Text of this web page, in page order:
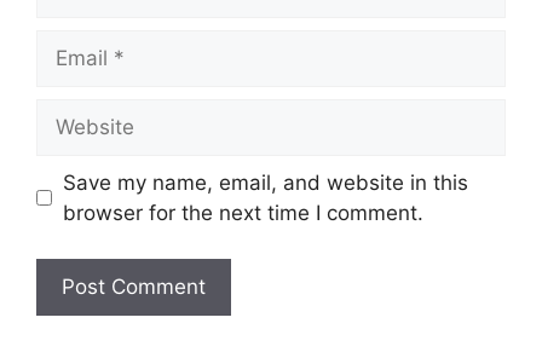
Save my name, email, and website in this
browser for the next time I comment.